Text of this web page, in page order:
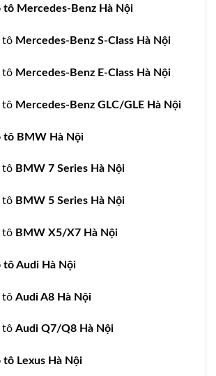
tô Mercedes-Benz Hà Nội
tô Mercedes-Benz S-Class Hà Nội
tô Mercedes-Benz E-Class Hà Nội
tô Mercedes-Benz GLC/GLE Hà Nội
tô BMW Hà Nội
tô BMW 7 Series Hà Nội
tô BMW 5 Series Hà Nội
tô BMW X5/X7 Hà Nội
tô Audi Hà Nội
tô Audi A8 Hà Nội
tô Audi Q7/Q8 Hà Nội
Lexus Hà Nội